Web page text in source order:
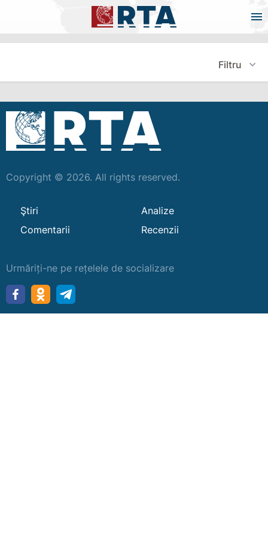
Filtru
Copyright © 2026. All rights reserved.
Ştiri
Analize
Comentarii
Recenzii
Urmăriți-ne pe rețelele de socializare